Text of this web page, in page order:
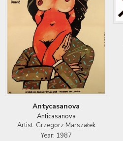
Antycasanova
Anticasanova
Artist: Grzegorz Marszałek
Year: 1987